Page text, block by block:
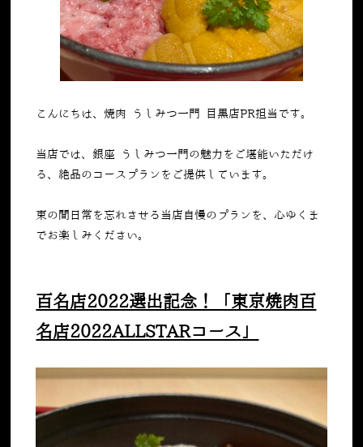
こんにちは、焼肉 うしみつ一門 目黒店PR担当です。
当店では、銀座 うしみつ一門の魅力をご堪能いただけ
る、絶品のコースプランをご提供しています。
束の間日常を忘れさせる当店自慢のプランを、心ゆくま
でお楽しみください。
百名店2022選出記念！「東京焼肉百
名店2022ALLSTARコース」